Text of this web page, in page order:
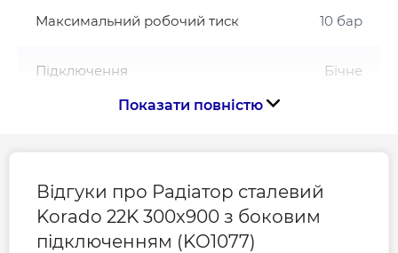
Максимальний робочий тиск 10 бар
Підключення Бічне
Тип радіатора Сталевий
Показати повністю
Відгуки про Радіатор сталевий
Korado 22K 300x900 з боковим
підключенням (KO1077)